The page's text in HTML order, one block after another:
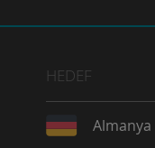
HEDEF
Almanya